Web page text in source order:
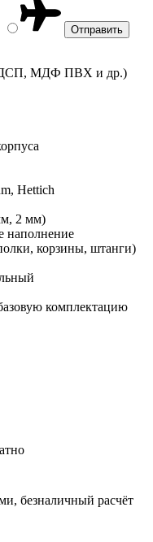
МДФ ПВХ и др.)
Hettich
2 мм)
наполнение
корзины, штанги)
комплектацию
безналичный расчёт